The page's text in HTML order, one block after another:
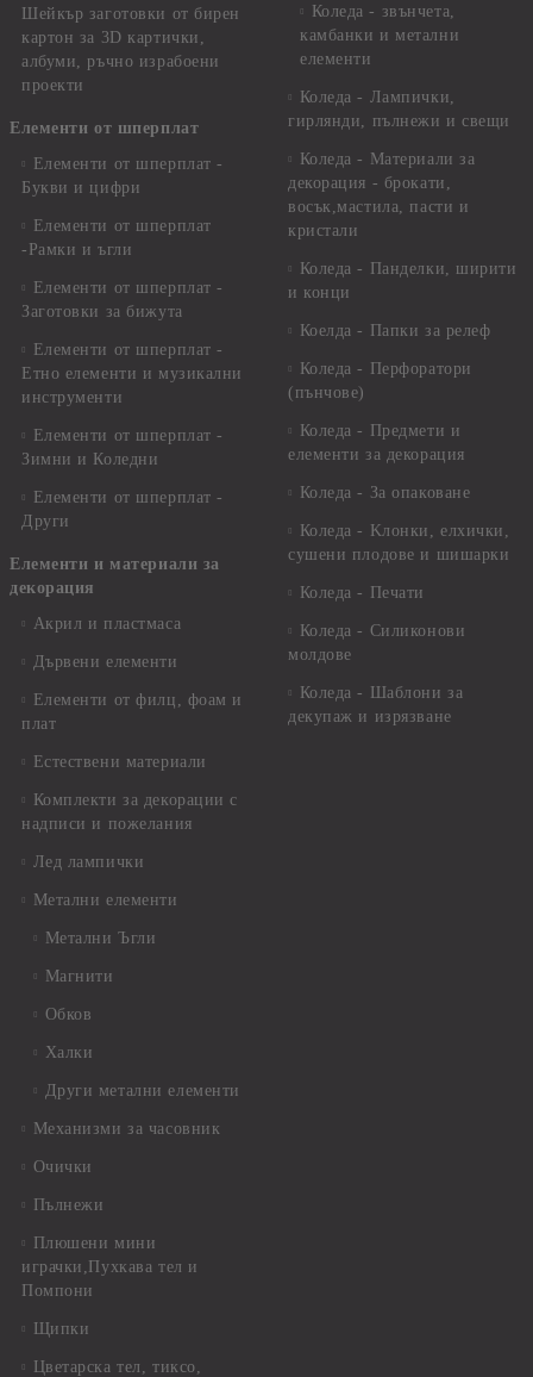
Шейкър заготовки от бирен
картон за 3D картички,
албуми, ръчно израбоени
проекти
Елементи от шперплат
Елементи от шперплат -
Букви и цифри
Елементи от шперплат
-Рамки и ъгли
Елементи от шперплат -
Заготовки за бижута
Елементи от шперплат -
Етно елементи и музикални
инструменти
Елементи от шперплат -
Зимни и Коледни
Елементи от шперплат -
Други
Елементи и материали за
декорация
Акрил и пластмаса
Дървени елементи
Елементи от филц, фоам и
плат
Естествени материали
Комплекти за декорации с
надписи и пожелания
Лед лампички
Метални елементи
Метални Ъгли
Магнити
Обков
Халки
Други метални елементи
Механизми за часовник
Очички
Пълнежи
Плюшени мини
играчки,Пухкава тел и
Помпони
Щипки
Цветарска тел, тиксо,
Коледа - звънчета,
камбанки и метални
елементи
Коледа - Лампички,
гирлянди, пълнежи и свещи
Коледа - Материали за
декорация - брокати,
восък,мастила, пасти и
кристали
Коледа - Панделки, ширити
и конци
Коелда - Папки за релеф
Коледа - Перфоратори
(пънчове)
Коледа - Предмети и
елементи за декорация
Коледа - За опаковане
Коледа - Kлонки, елхички,
сушени плодове и шишарки
Коледа - Печати
Коледа - Силиконови
молдове
Коледа - Шаблони за
декупаж и изрязване